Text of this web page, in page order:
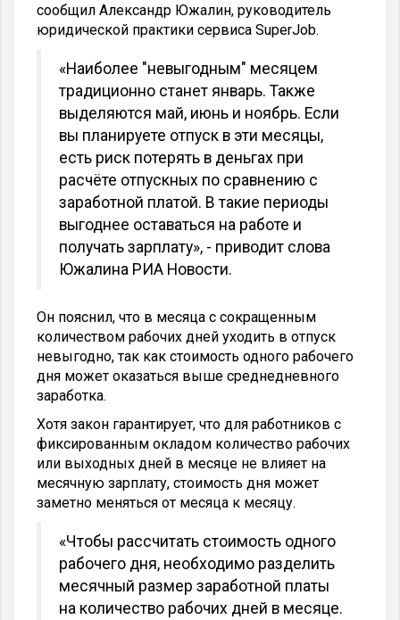
сообщил Александр Южалин, руководитель
юридической практики сервиса SuperJob.
«Наиболее "невыгодным" месяцем
традиционно станет январь. Также
выделяются май, июнь и ноябрь. Если
вы планируете отпуск в эти месяцы,
есть риск потерять в деньгах при
расчёте отпускных по сравнению с
заработной платой. В такие периоды
выгоднее оставаться на работе и
получать зарплату», - приводит слова
Южалина РИА Новости.
Он пояснил, что в месяца с сокращенным
количеством рабочих дней уходить в отпуск
невыгодно, так как стоимость одного рабочего
дня может оказаться выше среднедневного
заработка.
Хотя закон гарантирует, что для работников с
фиксированным окладом количество рабочих
или выходных дней в месяце не влияет на
месячную зарплату, стоимость дня может
заметно меняться от месяца к месяцу.
«Чтобы рассчитать стоимость одного
рабочего дня, необходимо разделить
месячный размер заработной платы
на количество рабочих дней в месяце.